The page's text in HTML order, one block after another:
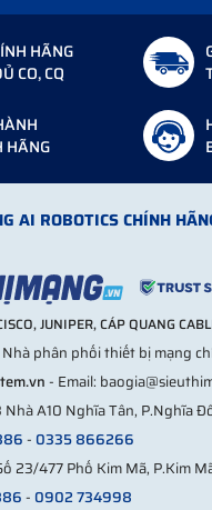
HÃNG
CO, CQ
HÃNG
AI ROBOTICS CHÍNH
JUNIPER, CÁP QUANG
phân phối thiết bị mạng
- Email:
Nhà A10 Nghĩa Tân, P.Nghĩa
-0335 866266
23/477 Phố Kim Mã, P.Kim
-0902 734998